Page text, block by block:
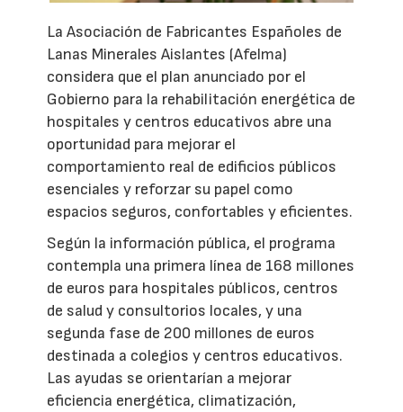
La Asociación de Fabricantes Españoles de
Lanas Minerales Aislantes (Afelma)
considera que el plan anunciado por el
Gobierno para la rehabilitación energética de
hospitales y centros educativos abre una
oportunidad para mejorar el
comportamiento real de edificios públicos
esenciales y reforzar su papel como
espacios seguros, confortables y eficientes.
Según la información pública, el programa
contempla una primera línea de 168 millones
de euros para hospitales públicos, centros
de salud y consultorios locales, y una
segunda fase de 200 millones de euros
destinada a colegios y centros educativos.
Las ayudas se orientarían a mejorar
eficiencia energética, climatización,